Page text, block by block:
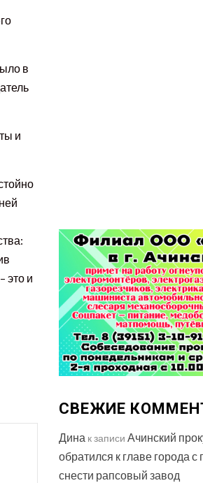
в
и
это и
СВЕЖИЕ
Динак записи Ачинский
обратился к главе города с
снести рапсовый завод